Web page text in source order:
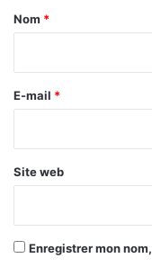
r
n
s
a
e
Nom *
E-mail *
Site web
Enregistrer mon